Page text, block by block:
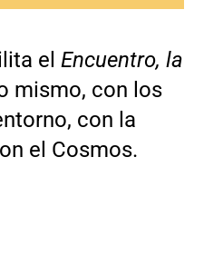
el Encuentro, la
mismo, con los
con la
el Cosmos.